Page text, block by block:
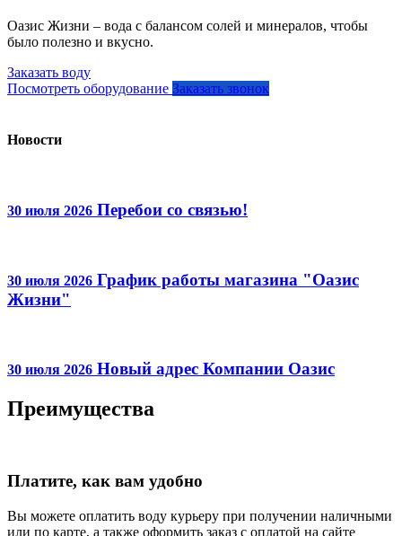
Оазис Жизни – вода с балансом солей и минералов, чтобы
было полезно и вкусно.
Заказать воду
Посмотреть оборудование Заказать звонок
Новости
30 июля 2026 Перебои со связью!
30 июля 2026 График работы магазина "Оазис
Жизни"
30 июля 2026 Новый адрес Компании Оазис
Преимущества
Платите, как вам удобно
Вы можете оплатить воду курьеру при получении наличными
или по карте, а также оформить заказ с оплатой на сайте